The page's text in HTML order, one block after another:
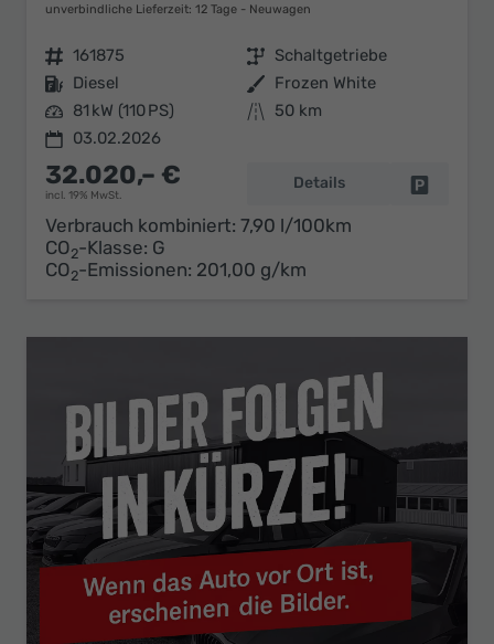
unverbindliche Lieferzeit: 12 Tage Neuwagen
Fahrzeugnr. 161875 Getriebe Schaltgetriebe
Kraftstoff Diesel Außenfarbe Frozen White
Leistung 81 kW (110 PS) Kilometerstand
50 km
03.02.2026
32.020,– €
incl. 19% MwSt.
Details
Verbrauch kombiniert: 7,90 l/100km
CO2-Klasse: G
CO2-Emissionen: 201,00 g/km